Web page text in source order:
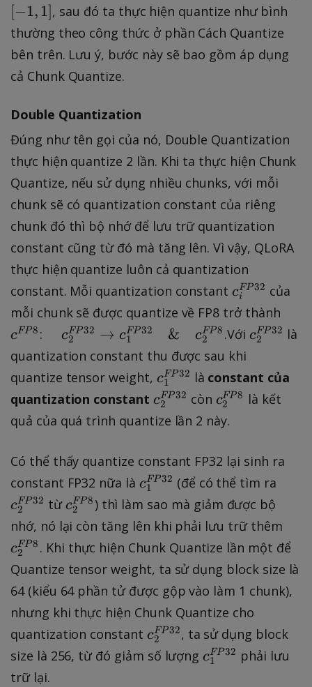
[
-
1
,
1
[−1, 1], sau đó ta thực hiện quantize như bình
thường theo công thức ở phần Cách Quantize
bên trên. Lưu ý, bước này sẽ bao gồm áp dụng
cả Chunk Quantize.
Double Quantization
Đúng như tên gọi của nó, Double Quantization
thực hiện quantize 2 lần. Khi ta thực hiện Chunk
Quantize, nếu sử dụng nhiều chunks, với mỗi
chunk sẽ có quantization constant của riêng
chunk đó thì bộ nhớ để lưu trữ quantization
constant cũng từ đó mà tăng lên. Vì vậy, QLoRA
thực hiện quantize luôn cả quantization
constant. Mỗi quantization constantc
_
i
^
{
F
P
}
ci
FP32 của
mỗi chunk sẽ được quantize về FP8 trở thành
^
P
8
cFP8 :
q
u
a
d
c
2
^
{
F
P
3
2
}
ri
g
h
t
c2
FP32 → c1
FP32 & c2
FP8 .Với c
^
{
3
2
c2
FP32 là
quantization constant thu được sau khi
quantize tensor weight, c
_
1
^
F
P
3
2
}
c1
FP32 là constant của
quantization constant c
_
{
F
P
3
2
c2
FP32 còn c
_
2
{
F
P
8
}
c2
FP8 là kết
quả của quá trình quantize lần 2 này.
Có thể thấy quantize constant FP32 lại sinh ra
constant FP32 nữa là c
_
1
^
{
F
P
3
2
}
c1
FP32 (để có thể tìm ra
^
{
F
P
2
}
c2
FP32 từc
_
2
^
{
F
P
8
}
c2
FP8) thì làm sao mà giảm được bộ
nhớ, nó lại còn tăng lên khi phải lưu trữ thêm
_
^
{
P
8
c2
FP8 . Khi thực hiện Chunk Quantize lần một để
Quantize tensor weight, ta sử dụng block size là
64 (kiểu 64 phần tử được gộp vào làm 1 chunk),
nhưng khi thực hiện Chunk Quantize cho
quantization constant c
_
c2
FP32, ta sử dụng block
size là 256, từ đó giảm số lượngc
c1
FP32 phải lưu
trữ lại.